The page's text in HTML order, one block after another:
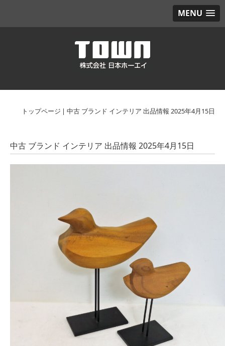
MENU
トップページ |中古 ブランド インテリア 出品情報 2025年4月15日
中古 ブランド インテリア 出品情報 2025年4月15日